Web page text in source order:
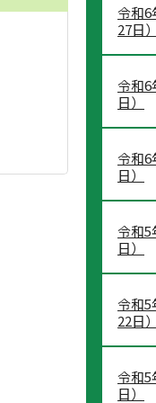
令和
27日）
令和
日）
令和
日）
令和
日）
令和
22日）
令和
日）